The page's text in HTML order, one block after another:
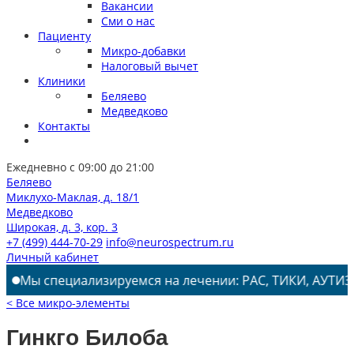
Вакансии
Сми о нас
Пациенту
Микро-добавки
Налоговый вычет
Клиники
Беляево
Медведково
Контакты
Ежедневно с 09:00 до 21:00
Беляево
Миклухо-Маклая, д. 18/1
Медведково
Широкая, д. 3, кор. 3
+7 (499) 444-70-29 info@neurospectrum.ru
Личный кабинет
на лечении: РАС, ТИКИ, АУТИЗМ, СДВГ,
< Все микро-элементы
Гинкго Билоба